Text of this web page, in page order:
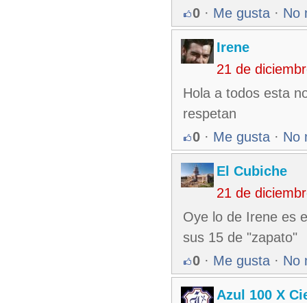
0 · Me gusta · No
Irene
21 de
Hola a todos esta
respetan
0 · Me gusta · No
El Cubiche
21 de
Oye lo de Irene es
sus 15 de "zapato"
0 · Me gusta · No
Azul 100 X